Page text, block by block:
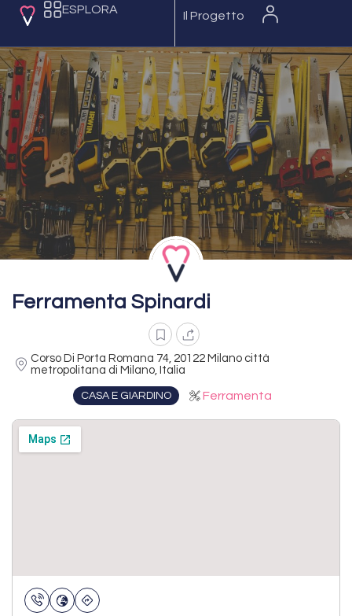
ESPLORA
Il Progetto
Ferramenta Spinardi
Corso Di Porta Romana 74, 20122 Milano città
metropolitana di Milano, Italia
CASA E GIARDINO Ferramenta